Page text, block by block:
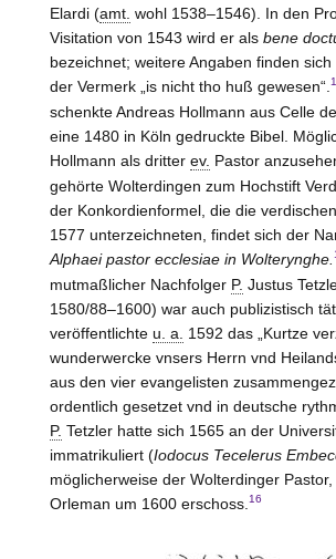
Elardi (amt. wohl 1538–1546). In den
Visitation von 1543 wird er als bene
bezeichnet; weitere Angaben finden sich
der Vermerk „is nicht tho huß gewesen“.
schenkte Andreas Hollmann aus Celle
eine 1480 in Köln gedruckte Bibel.
Hollmann als dritter ev. Pastor
gehörte Wolterdingen zum Hochstift
der Konkordienformel, die die
1577 unterzeichneten, findet sich der
Alphaei pastor ecclesiae in Wolterynghe.
mutmaßlicher Nachfolger P. Justus
1580/88–1600) war auch publizistisch
veröffentlichte u. a.
1592 das „Kurtze
wunderwercke vnsers Herrn vnd
aus den vier evangelisten
ordentlich gesetzet vnd in deutsche
P. Tetzler hatte sich 1565 an der
immatrikuliert (Iodocus Tecelerus
möglicherweise der Wolterdinger
Orleman um 1600 erschoss. 16